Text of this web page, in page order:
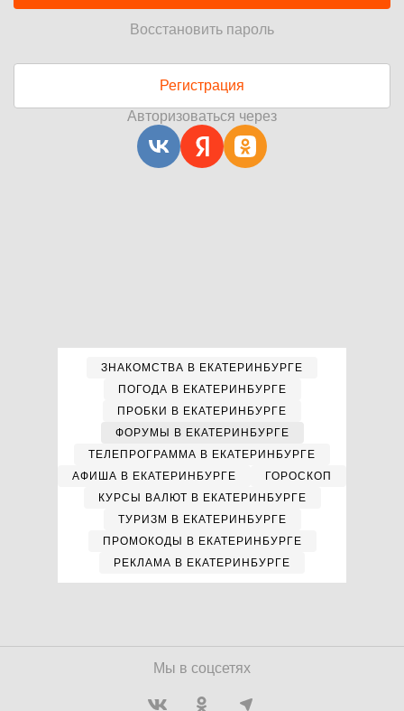
Восстановить пароль
Регистрация
Авторизоваться через
ЗНАКОМСТВА В ЕКАТЕРИНБУРГЕ
ПОГОДА В ЕКАТЕРИНБУРГЕ
ПРОБКИ В ЕКАТЕРИНБУРГЕ
ФОРУМЫ В ЕКАТЕРИНБУРГЕ
ТЕЛЕПРОГРАММА В ЕКАТЕРИНБУРГЕ
АФИША В ЕКАТЕРИНБУРГЕ
ГОРОСКОП
КУРСЫ ВАЛЮТ В ЕКАТЕРИНБУРГЕ
ТУРИЗМ В ЕКАТЕРИНБУРГЕ
ПРОМОКОДЫ В ЕКАТЕРИНБУРГЕ
РЕКЛАМА В ЕКАТЕРИНБУРГЕ
Мы в соцсетях